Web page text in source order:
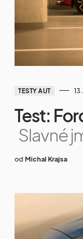
TESTY AUT
Test:
Slavné
od Michal Krajsa